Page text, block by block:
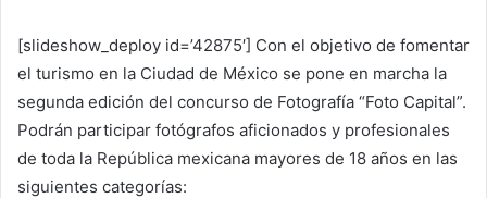
[slideshow_deploy id=’42875′] Con el objetivo de fomentar
el turismo en la Ciudad de México se pone en marcha la
segunda edición del concurso de Fotografía “Foto Capital”.
Podrán participar fotógrafos aficionados y profesionales
de toda la República mexicana mayores de 18 años en las
siguientes categorías: